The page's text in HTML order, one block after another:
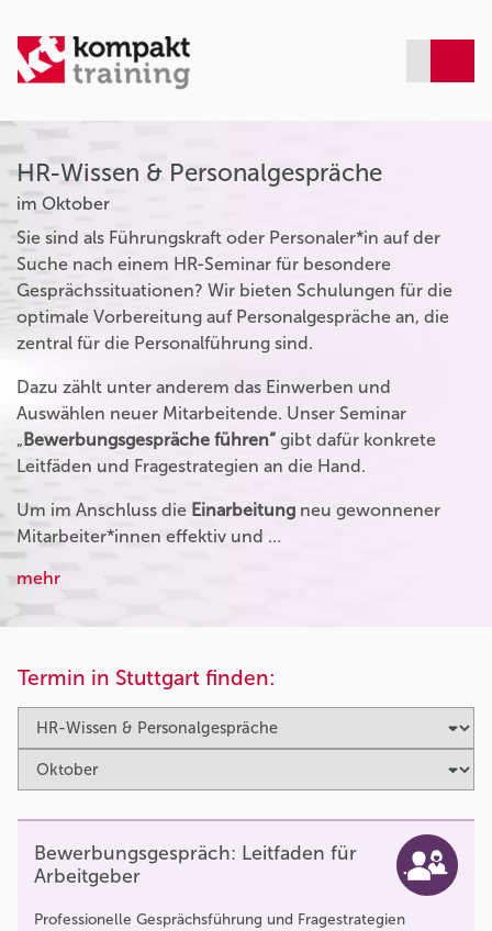
HR-Wissen & Personalgespräche
im Oktober
Sie sind als Führungskraft oder Personaler*in auf der
Suche nach einem HR-Seminar für besondere
Gesprächssituationen? Wir bieten Schulungen für die
optimale Vorbereitung auf Personalgespräche an, die
zentral für die Personalführung sind.
Dazu zählt unter anderem das Einwerben und
Auswählen neuer Mitarbeitende. Unser Seminar
„Bewerbungsgespräche führen“ gibt dafür konkrete
Leitfäden und Fragestrategien an die Hand.
Um im Anschluss die Einarbeitung neu gewonnener
Mitarbeiter*innen effektiv und …
mehr
Termin in Stuttgart finden:
Bewerbungsgespräch: Leitfaden für
Arbeitgeber
Professionelle Gesprächsführung und Fragestrategien